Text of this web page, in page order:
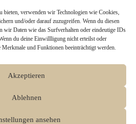
bieten, verwenden wir Technologien wie Cookies,
und/oder darauf zuzugreifen. Wenn du diesen
wir Daten wie das Surfverhalten oder eindeutige IDs
du deine Einwillligung nicht erteilst oder
und Funktionen beeinträchtigt werden.
Akzeptieren
Ablehnen
ansehen
besonders gut mit Bauernbrot,
zu Bratkartoffeln.
veganer Wurstsalat
und bei Bedarf nochmals mit Essig,
da Gurken und Zwiebeln nach dem